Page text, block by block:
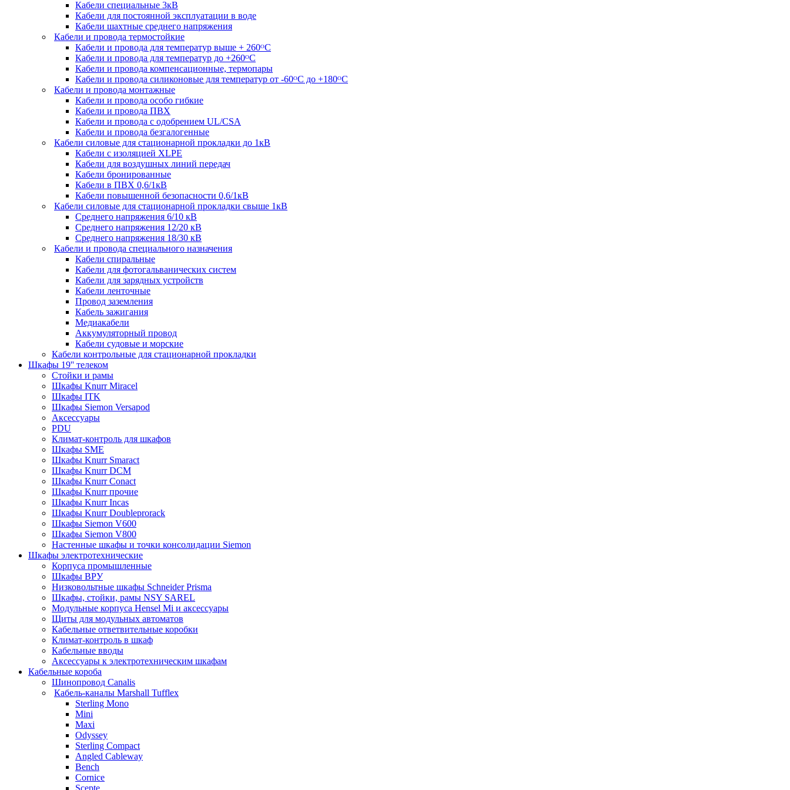
Кабели специальные 3кВ
Кабели для постоянной эксплуатации в воде
Кабели шахтные среднего напряжения
Кабели и провода термостойкие
Кабели и провода для температур выше + 260ᴼС
Кабели и провода для температур до +260ᴼС
Кабели и провода компенсационные, термопары
Кабели и провода силиконовые для температур от -60ᴼC до +180ᴼС
Кабели и провода монтажные
Кабели и провода особо гибкие
Кабели и провода ПВХ
Кабели и провода с одобрением UL/CSA
Кабели и провода безгалогенные
Кабели силовые для стационарной прокладки до 1кВ
Кабели c изоляцией XLPE
Кабели для воздушных линий передач
Кабели бронированные
Кабели в ПВХ 0,6/1кВ
Кабели повышенной безопасности 0,6/1кВ
Кабели силовые для стационарной прокладки свыше 1кВ
Среднего напряжения 6/10 кВ
Среднего напряжения 12/20 кВ
Среднего напряжения 18/30 кВ
Кабели и провода специального назначения
Кабели спиральные
Кабели для фотогальванических систем
Кабели для зарядных устройств
Кабели ленточные
Провод заземления
Кабель зажигания
Медиакабели
Аккумуляторный провод
Кабели судовые и морские
Кабели контрольные для стационарной прокладки
Шкафы 19'' телеком
Стойки и рамы
Шкафы Knurr Miracel
Шкафы ITK
Шкафы Siemon Versapod
Аксессуары
PDU
Климат-контроль для шкафов
Шкафы SME
Шкафы Knurr Smaract
Шкафы Knurr DCM
Шкафы Knurr Conact
Шкафы Knurr прочие
Шкафы Knurr Incas
Шкафы Knurr Doubleprorack
Шкафы Siemon V600
Шкафы Siemon V800
Настенные шкафы и точки консолидации Siemon
Шкафы электротехнические
Корпуса промышленные
Шкафы ВРУ
Низковольтные шкафы Schneider Prisma
Шкафы, стойки, рамы NSY SAREL
Модульные корпуса Hensel Mi и аксессуары
Щиты для модульных автоматов
Кабельные ответвительные коробки
Климат-контроль в шкаф
Кабельные вводы
Аксессуары к электротехническим шкафам
Кабельные короба
Шинопровод Canalis
Кабель-каналы Marshall Tufflex
Sterling Mono
Mini
Maxi
Odyssey
Sterling Compact
Angled Cableway
Bench
Cornice
Scepte